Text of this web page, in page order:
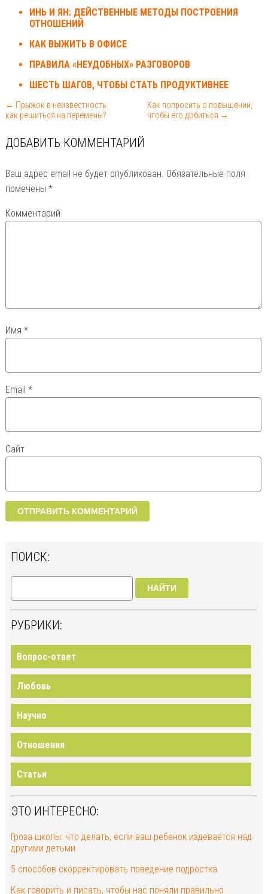
ИНЬ И ЯН: ДЕЙСТВЕННЫЕ МЕТОДЫ ПОСТРОЕНИЯ
ОТНОШЕНИЙ
КАК ВЫЖИТЬ В ОФИСЕ
ПРАВИЛА «НЕУДОБНЫХ» РАЗГОВОРОВ
ШЕСТЬ ШАГОВ, ЧТОБЫ СТАТЬ ПРОДУКТИВНЕЕ
← Прыжок в неизвестность:
как решиться на перемены?
Как попросить о повышении,
чтобы его добиться →
ДОБАВИТЬ КОММЕНТАРИЙ
Ваш адрес email не будет опубликован. Обязательные поля
помечены *
Комментарий
Имя *
Email *
Сайт
ПОИСК:
НАЙТИ
РУБРИКИ:
Вопрос-ответ
Любовь
Научно
Отношения
Статьи
ЭТО ИНТЕРЕСНО:
Гроза школы: что делать, если ваш ребенок издевается над
другими детьми
5 способов скорректировать поведение подростка
Как говорить и писать, чтобы нас поняли правильно